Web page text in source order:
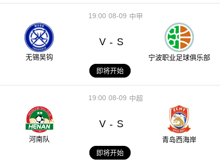
08-09
19:00 中甲
无锡吴钩
V - S
宁波职业足球俱乐部
即将开始
08-09
19:00 中超
河南队
V - S
青岛西海岸
即将开始